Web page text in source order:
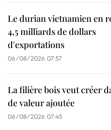
Le durian vietnamien en
4,5 milliards de dollars
d'exportations
06/08/2026 07:57
La filière bois veut créer
de valeur ajoutée
06/08/2026 07:45